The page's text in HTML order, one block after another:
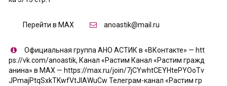
Перейти в MAX anoastik@mail.ru
Официальная группа АНО АСТИК в «ВКонтакте» — htt
ps://vk.com/anoastik, Канал «Растим Канал «Растим гражд
анина» в МАХ — https://max.ru/join/7jCYwhtCEYHtePYOoTv
JPmajPtqSxkTKwfVtJIAWuCw Телеграм-канал «Растим гр